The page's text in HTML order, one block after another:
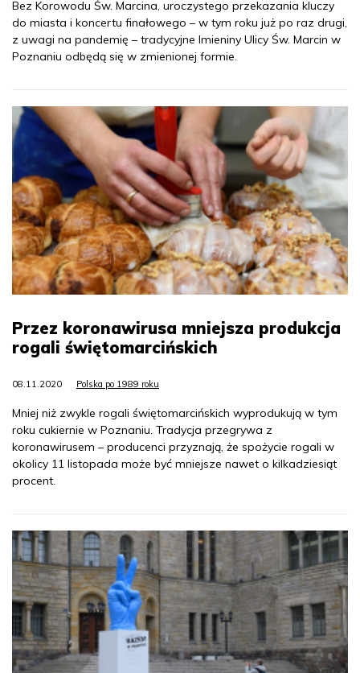
Bez Korowodu Św. Marcina, uroczystego przekazania kluczy
do miasta i koncertu finałowego – w tym roku już po raz drugi,
z uwagi na pandemię – tradycyjne Imieniny Ulicy Św. Marcin w
Poznaniu odbędą się w zmienionej formie.
Przez koronawirusa mniejsza produkcja
rogali świętomarcińskich
08.11.2020 Polska po 1989 roku
Mniej niż zwykle rogali świętomarcińskich wyprodukują w tym
roku cukiernie w Poznaniu. Tradycja przegrywa z
koronawirusem – producenci przyznają, że spożycie rogali w
okolicy 11 listopada może być mniejsze nawet o kilkadziesiąt
procent.